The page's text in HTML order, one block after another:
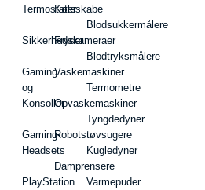
Termostater
Sikkerhedskameraer
Gaming
og
Konsoller
Gaming-
Headsets
PlayStation
Køleskabe
Fryser
Vaskemaskiner
Opvaskemaskiner
Robotstøvsugere
Damprensere
Blodsukkermålere
Blodtryksmålere
Termometre
Tyngdedyner
Kugledyner
Varmepuder